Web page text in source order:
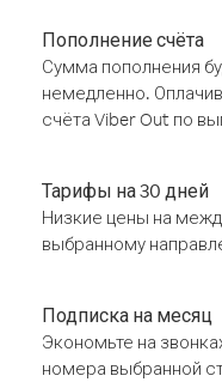
Пополнение счёта
Сумма пополнения
немедленно.
счёта Viber Out по
Тарифы на 30 дней
Низкие цены на
выбранному
Подписка на месяц
Экономьте на
номера выбранной